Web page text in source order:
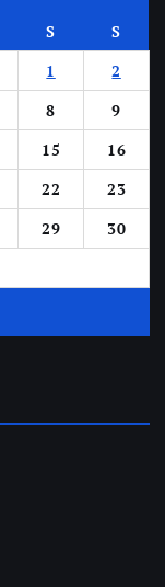
S
S
1
2
8
9
15
16
22
23
29
30